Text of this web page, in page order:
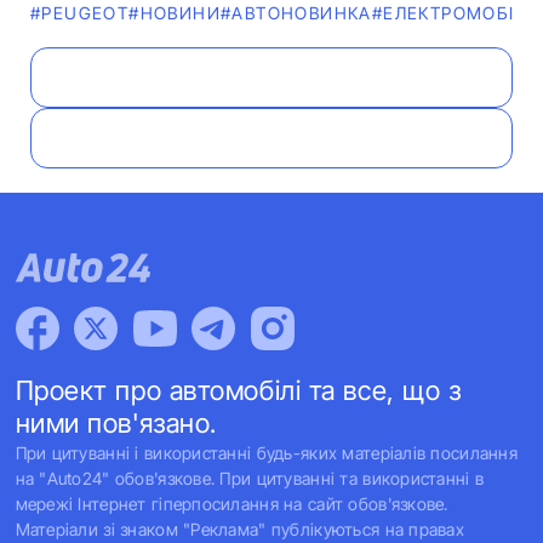
#PEUGEOT#НОВИНИ#АВТОНОВИНКА#ЕЛЕКТРОМОБІЛЬ
Проект про автомобілі та все, що з
ними пов'язано.
При цитуванні і використанні будь-яких матеріалів посилання
на "Auto24" обов'язкове. При цитуванні та використанні в
мережі Інтернет гіперпосилання на сайт обов'язкове.
Матеріали зі знаком "Реклама" публікуються на правах